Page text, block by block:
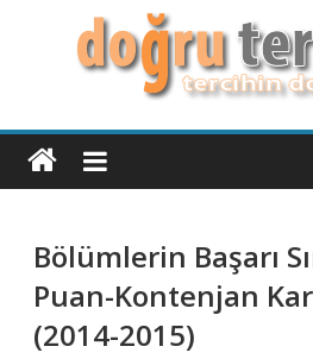
Bölümlerin Başarı
Puan-Kontenjan
(2014-2015)